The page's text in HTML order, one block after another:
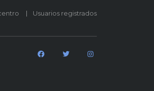
Usuarios registrados